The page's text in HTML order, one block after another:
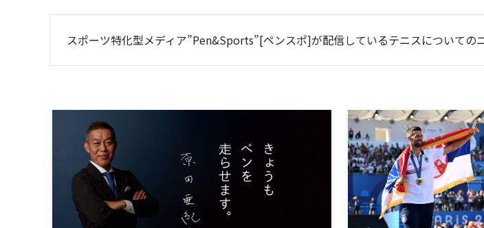
スポーツ特化型メディア”Pen&Sports”[ペンスポ]が配信しているテニスについての